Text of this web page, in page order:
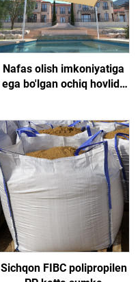
Nafas olish imkoniyatiga
ega bo'lgan ochiq hovlida
qopqog'i, o'simliklarni
himoya qilish uchun
soyadorlar va tormozlar
Sichqon FIBC polipropilen